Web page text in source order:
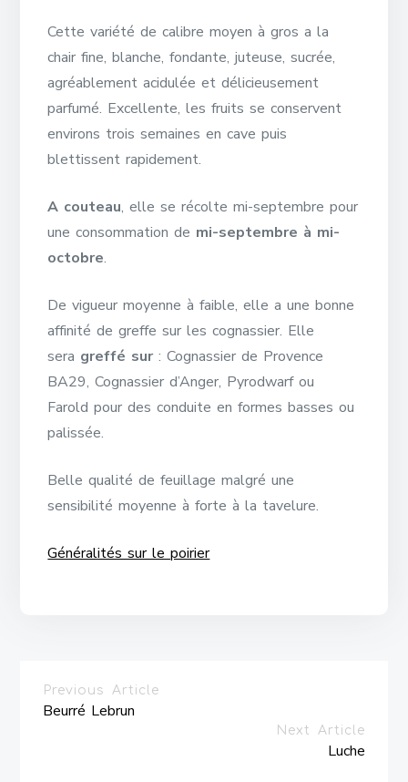
Cette variété de calibre moyen à gros a la
chair fine, blanche, fondante, juteuse, sucrée,
agréablement acidulée et délicieusement
parfumé. Excellente, les fruits se conservent
environs trois semaines en cave puis
blettissent rapidement.
A couteau, elle se récolte mi-septembre pour
une consommation de mi-septembre à mi-
octobre.
De vigueur moyenne à faible, elle a une bonne
affinité de greffe sur les cognassier. Elle
sera greffé sur : Cognassier de Provence
BA29, Cognassier d’Anger, Pyrodwarf ou
Farold pour des conduite en formes basses ou
palissée.
Belle qualité de feuillage malgré une
sensibilité moyenne à forte à la tavelure.
Généralités sur le poirier
Previous Article
Beurré Lebrun
Next Article
Luche